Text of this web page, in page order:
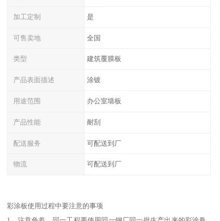
加工定制 是
可售卖地 全国
类型 建筑覆膜板
产品表面描述 涂镀
用途范围 办公室墙板
产品性能 耐刮
配送服务 可配送到厂
物流 可配送到厂
彩涂板使用过程中要注意的事项